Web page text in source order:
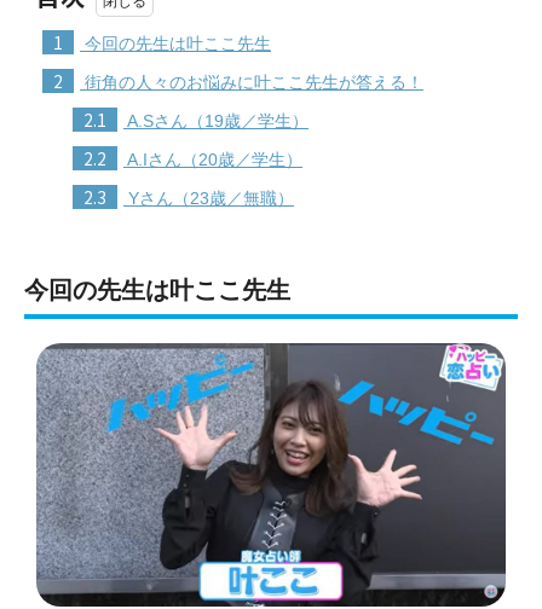
1 今回の先生は叶ここ先生
2 街角の人々のお悩みに叶ここ先生が答える！
2.1 A.Sさん（19歳／学生）
2.2 A.Iさん（20歳／学生）
2.3 Yさん（23歳／無職）
今回の先生は叶ここ先生